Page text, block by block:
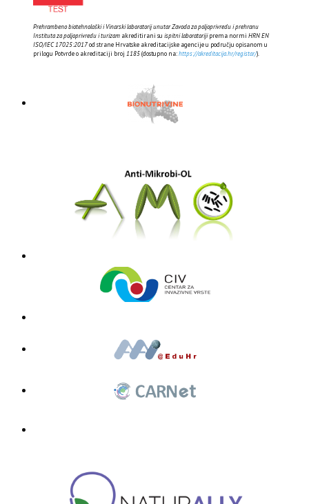
Prehrambeno biotehnološki i Vinarski laboratorij unutar Zavoda za poljoprivredu i prehranu
Instituta za poljoprivredu i turizam akreditirani su ispitni laboratorijiprema normi HRN EN
ISO/IEC 17025:2017od strane Hrvatske akreditacijske agencije u području opisanom u
prilogu Potvrde o akreditaciji broj 1185(dostupno na:https://akreditacija.hr/registar/).